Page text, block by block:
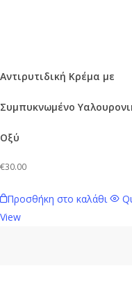
Αντιρυτιδική Κρέμα με
Συμπυκνωμένο
Οξύ
€30.00
Προσθήκη στο καλάθι
View